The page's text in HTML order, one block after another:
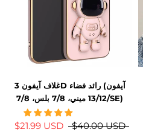
غلاف آيفون 3D رائد فضاء (آيفون
13/12 ميني، 7/8 بلس، 7/8/SE)
$21.99 USD $40.00 USD